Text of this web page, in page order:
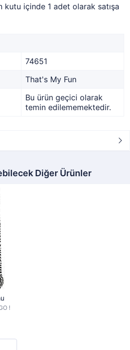
kutu içinde 1 adet olarak satışa
74651
That's My Fun
Bu ürün geçici olarak
temin edilememektedir.
Diğer Ürünler
!